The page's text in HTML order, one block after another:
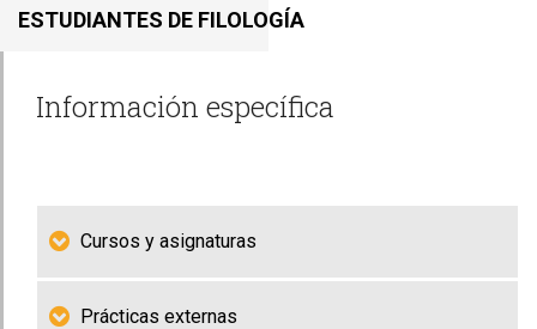
ESTUDIANTES DE FILOLOGÍA
Información específica
Cursos y asignaturas
Prácticas externas